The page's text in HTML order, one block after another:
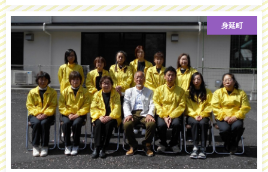
身延町